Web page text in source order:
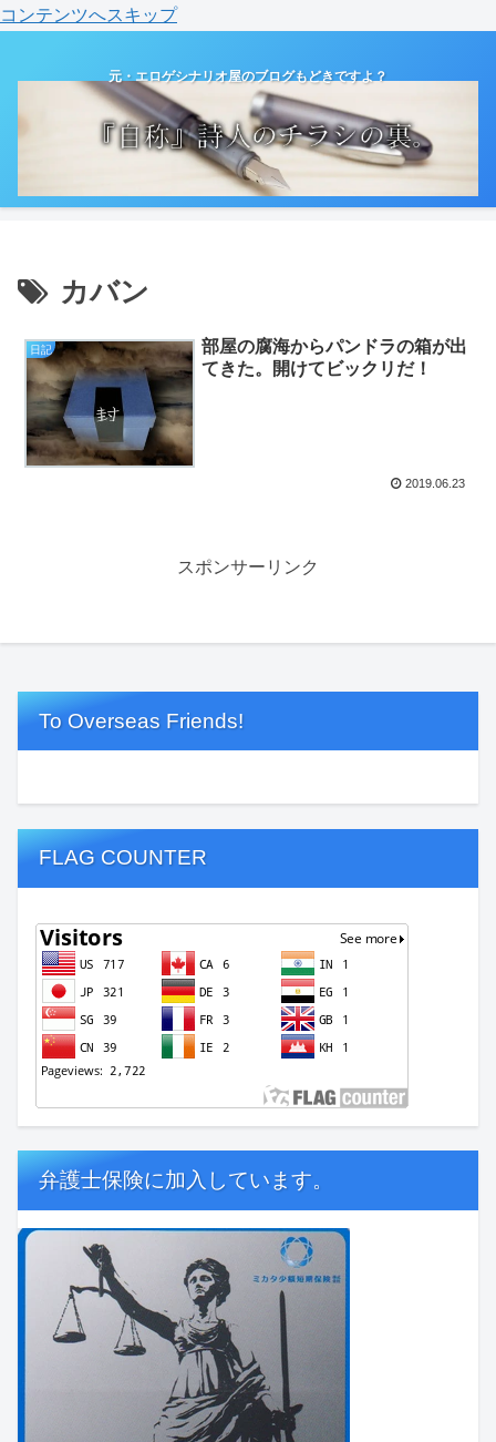
コンテンツへスキップ
元・エロゲシナリオ屋のブログもどきですよ？
カバン
日記
部屋の腐海からパンドラの箱が出
てきた。開けてビックリだ！
2019.06.23
スポンサーリンク
To Overseas Friends!
FLAG COUNTER
弁護士保険に加入しています。